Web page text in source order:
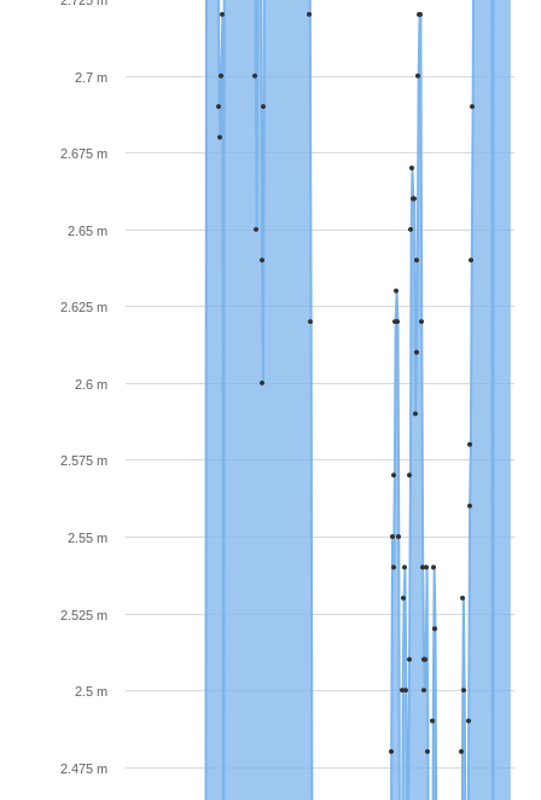
2.5 m
2.475 m
2.525 m
2.55 m
2.575 m
2.6 m
2.625 m
2.65 m
2.675 m
2.7 m